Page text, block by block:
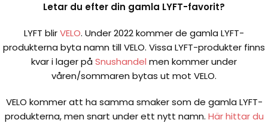
Letar du efter din gamla LYFT-favorit?
LYFT blirVELO. Under 2022 kommer de gamla LYFT-
produkterna byta namn till VELO. Vissa LYFT-produkter finns
kvar i lager på Snushandel men kommer under
våren/sommaren bytas ut mot VELO.
VELO kommer att ha samma smaker som de gamla LYFT-
produkterna, men snart under ett nytt namn. Här hittar du